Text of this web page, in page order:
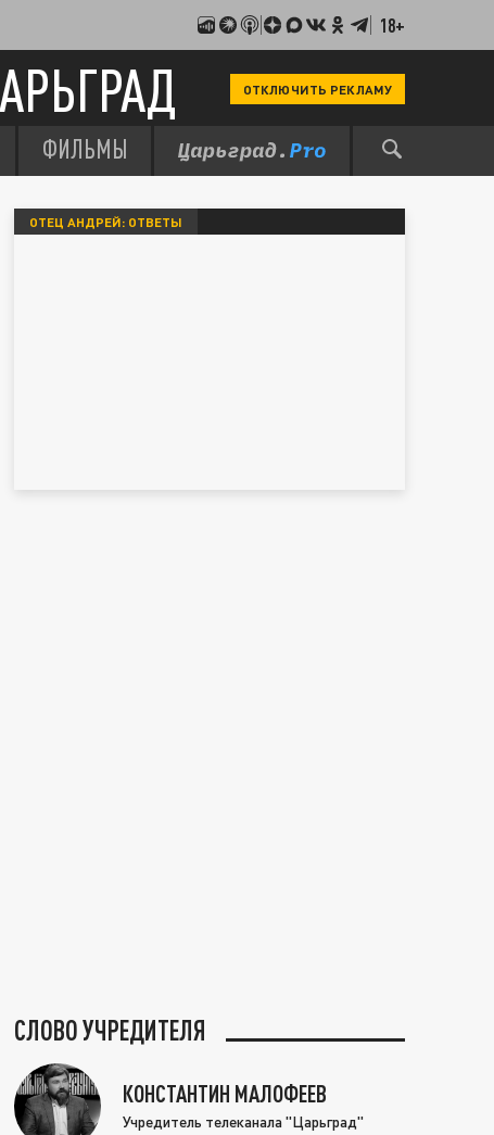
18+
ОТКЛЮЧИТЬ РЕКЛАМУ
ФИЛЬМЫ
ОТЕЦ АНДРЕЙ: ОТВЕТЫ
СЛОВО УЧРЕДИТЕЛЯ
КОНСТАНТИН МАЛОФЕЕВ
Учредитель телеканала "Царьград"